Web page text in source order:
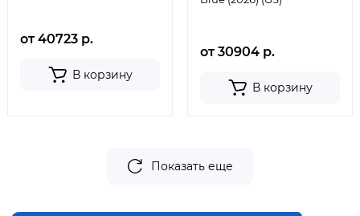
от 40723 р.
В корзину
от 30904 р.
В корзину
Показать еще